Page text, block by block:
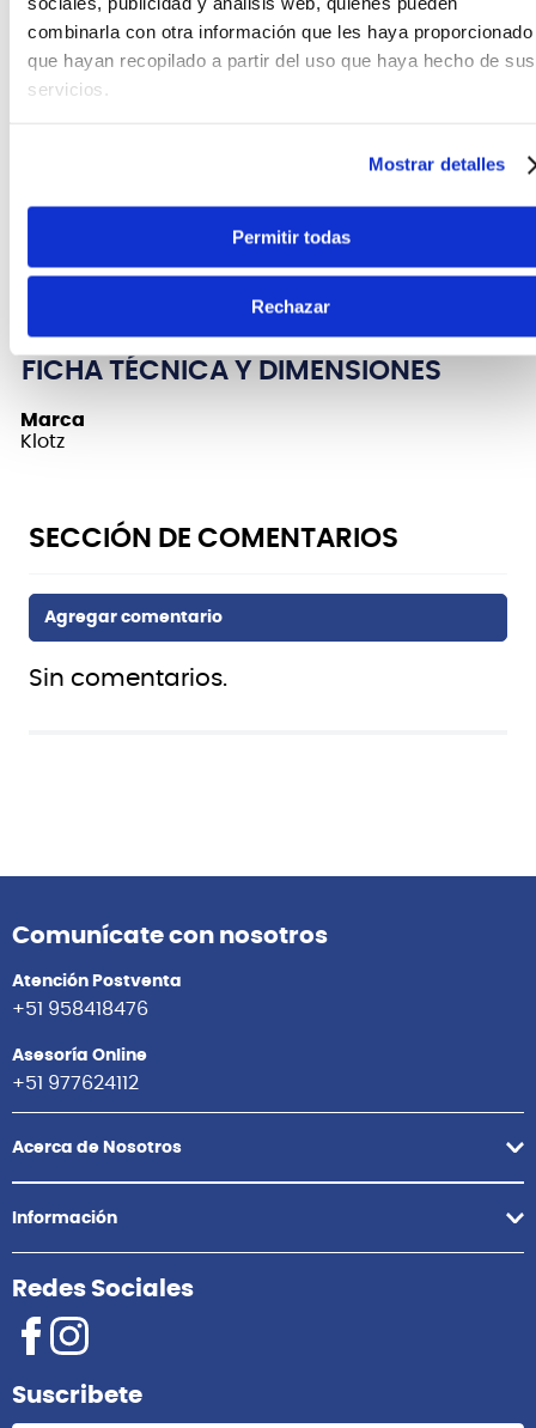
combinarla con otra información que les haya proporcionado
que hayan recopilado a partir del uso que haya hecho de sus
servicios.
Mostrar detalles
Permitir todas
Rechazar
EL M1FM1N1000 KLOTZ es un cable para micrófono
material resistente y excelente calidad. Ideal para
aplicaciones en audio profesional de alta
FICHA TÉCNICA Y DIMENSIONES
Marca
Klotz
Sin comentarios.
Comunícate con nosotros
Atención Postventa
+51 958418476
Asesoría Online
+51 977624112
Acerca de Nosotros
Información
Redes Sociales
Suscribete